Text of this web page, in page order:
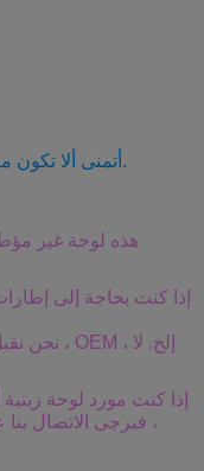
أتمنى ألا تكون معاملة فحسب ، بل اجعل حياتك أفضل أيضًا.
إذا كنت بحاجة إلى
، فيرجى الاتصال